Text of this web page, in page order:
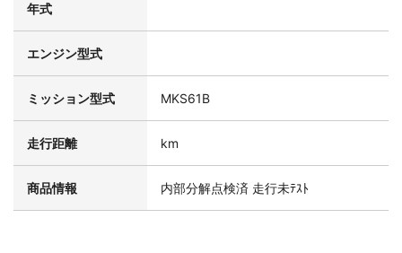
年式
エンジン型式
ミッション型式 MKS61B
走行距離 km
商品情報 内部分解点検済 走行未ﾃｽﾄ